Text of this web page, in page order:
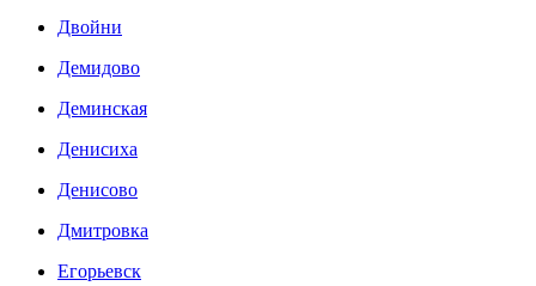
Двойни
Демидово
Деминская
Денисиха
Денисово
Дмитровка
Егорьевск